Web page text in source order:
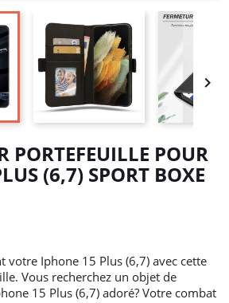

PORTEFEUILLE POUR
(6,7) SPORT BOXE
votre Iphone 15 Plus (6,7) avec cette
Vous recherchez un objet de
15 Plus (6,7) adoré? Votre combat